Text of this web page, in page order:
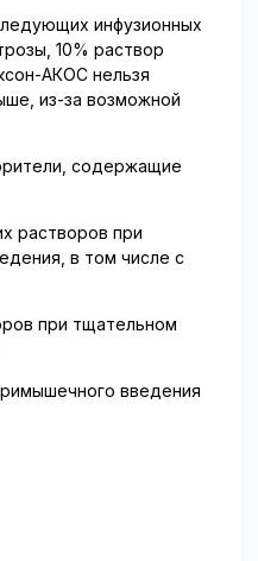
инфузионных
10% раствор
АКОС нельзя
из-за возможной
содержащие
растворов при
в том числе с
при тщательном
введения